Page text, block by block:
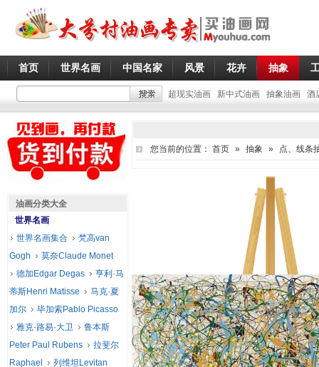
首页 世界名画 中国名家 风景 花卉 抽象
超现实油画 新中式油画 抽象油画 酒
您当前的位置： 首页 » 抽象 » 点、线条
油画分类大全
世界名画
世界名画集合
梵高van
Gogh
莫奈Claude Monet
德加Edgar Degas
亨利·马
蒂斯Henri Matisse
马克·夏
加尔
毕加索Pablo Picasso
雅克·路易·大卫
鲁本斯
Peter Paul Rubens
拉斐尔
Raphael
列维坦Levitan